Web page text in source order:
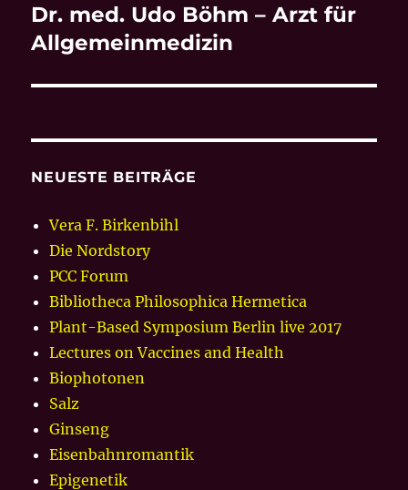
Nächster
Beitrag:
Dr. med. Udo Böhm – Arzt für
Allgemeinmedizin
NEUESTE BEITRÄGE
Vera F. Birkenbihl
Die Nordstory
PCC Forum
Bibliotheca Philosophica Hermetica
Plant-Based Symposium Berlin live 2017
Lectures on Vaccines and Health
Biophotonen
Salz
Ginseng
Eisenbahnromantik
Epigenetik